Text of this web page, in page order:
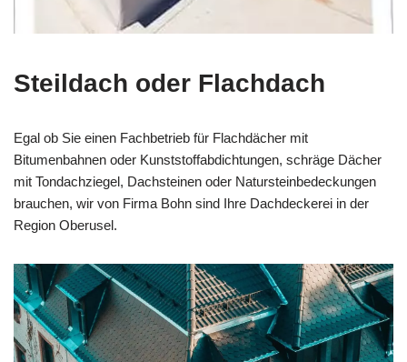
Steildach oder Flachdach
Egal ob Sie einen Fachbetrieb für Flachdächer mit
Bitumenbahnen oder Kunststoffabdichtungen, schräge Dächer
mit Tondachziegel, Dachsteinen oder Natursteinbedeckungen
brauchen, wir von Firma Bohn sind Ihre Dachdeckerei in der
Region Oberusel.